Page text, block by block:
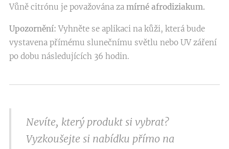
Vůně citrónu je považována za mírné afrodiziakum.
Upozornění: Vyhněte se aplikaci na kůži, která bude
vystavena přímému slunečnímu světlu nebo UV záření
po dobu následujících 36 hodin.
Nevíte, který produkt si vybrat?
Vyzkoušejte si nabídku přímo na